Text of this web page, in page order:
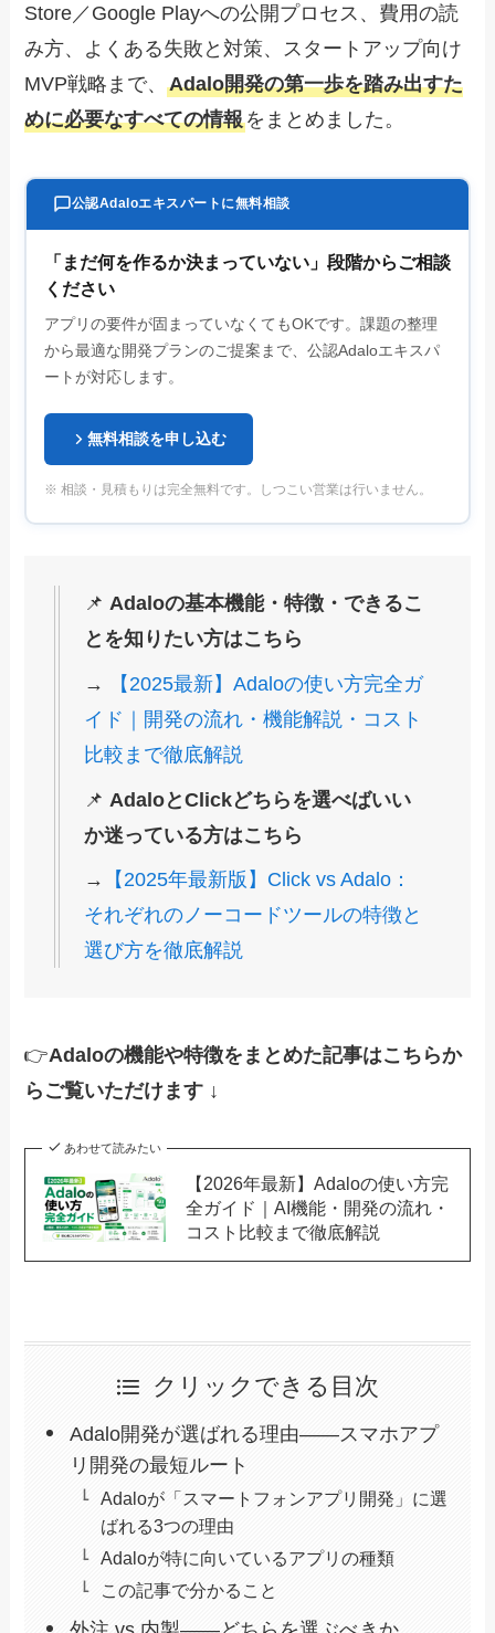
Store／Google Playへの公開プロセス、費用の読
み方、よくある失敗と対策、スタートアップ向け
MVP戦略まで、Adalo開発の第一歩を踏み出すた
めに必要なすべての情報をまとめました。
公認Adaloエキスパートに無料相談
「まだ何を作るか決まっていない」段階からご相談
ください
アプリの要件が固まっていなくてもOKです。課題の整理
から最適な開発プランのご提案まで、公認Adaloエキスパ
ートが対応します。
無料相談を申し込む
※ 相談・見積もりは完全無料です。しつこい営業は行いません。
📌 Adaloの基本機能・特徴・できるこ
とを知りたい方はこちら
→
【2025最新】Adaloの使い方完全ガ
イド｜開発の流れ・機能解説・コスト
比較まで徹底解説
📌 AdaloとClickどちらを選べばいい
か迷っている方はこちら
→
【2025年最新版】Click vs Adalo：
それぞれのノーコードツールの特徴と
選び方を徹底解説
👉Adaloの機能や特徴をまとめた記事はこちらか
らご覧いただけます ↓
あわせて読みたい
【2026年最新】Adaloの使い方完
全ガイド｜AI機能・開発の流れ・
コスト比較まで徹底解説
クリックできる目次
Adalo開発が選ばれる理由——スマホアプ
リ開発の最短ルート
Adaloが「スマートフォンアプリ開発」に選
ばれる3つの理由
Adaloが特に向いているアプリの種類
この記事で分かること